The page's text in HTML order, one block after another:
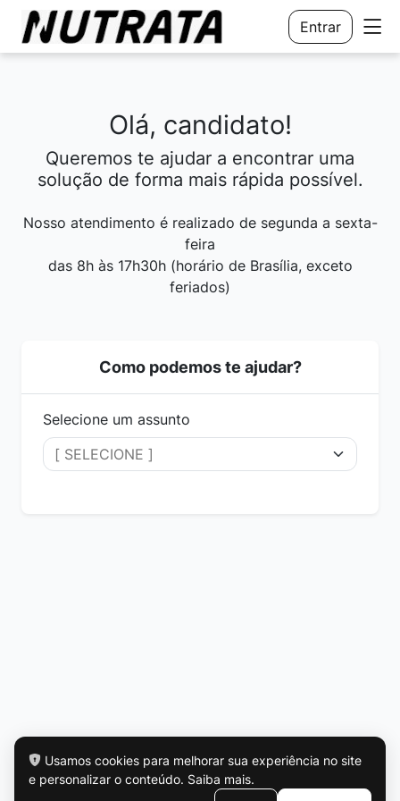
Entrar
Olá, candidato!
Queremos te ajudar a encontrar uma
solução de forma mais rápida possível.
Nosso atendimento é realizado de segunda a sexta-
feira
das 8h às 17h30h (horário de Brasília, exceto
feriados)
Como podemos te ajudar?
Selecione um assunto
Usamos cookies para melhorar sua experiência no site
e personalizar o conteúdo. Saiba mais.